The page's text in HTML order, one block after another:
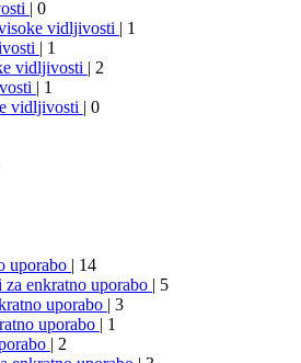
| 0
vidljivosti | 1
| 1
vidljivosti | 2
| 1
vidljivosti | 0
uporabo | 14
enkratno uporabo | 5
uporabo | 3
uporabo | 1
| 2